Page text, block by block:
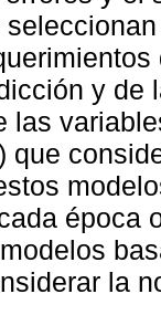
y de
las
que
época
la